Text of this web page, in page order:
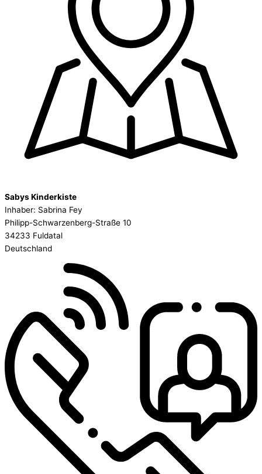
Sabys Kinderkiste
Inhaber: Sabrina Fey
Philipp-Schwarzenberg-Straße 10
34233 Fuldatal
Deutschland